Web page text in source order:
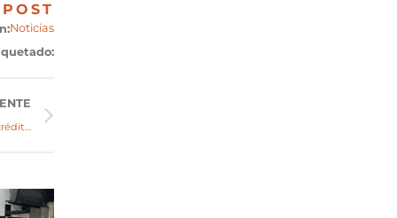
POST
Noticias
El Infonavit notificará a los posibles candidatos para cambiar su crédito de VSM a pesos